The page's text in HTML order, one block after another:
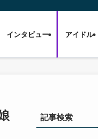
インタビュー アイドル
記事検索